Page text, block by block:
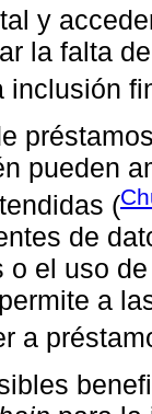
y
la falta
inclusión
pueden
(
de
o el uso
a
a